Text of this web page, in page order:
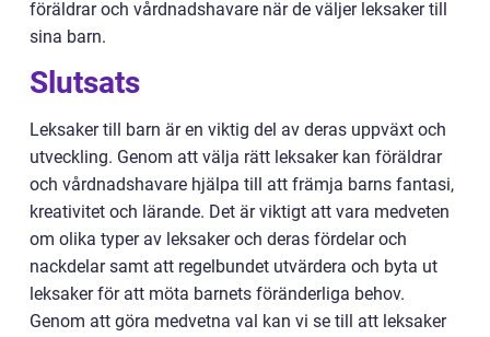
föräldrar och vårdnadshavare när de väljer leksaker till
sina barn.
Slutsats
Leksaker till barn är en viktig del av deras uppväxt och
utveckling. Genom att välja rätt leksaker kan föräldrar
och vårdnadshavare hjälpa till att främja barns fantasi,
kreativitet och lärande. Det är viktigt att vara medveten
om olika typer av leksaker och deras fördelar och
nackdelar samt att regelbundet utvärdera och byta ut
leksaker för att möta barnets föränderliga behov.
Genom att göra medvetna val kan vi se till att leksaker